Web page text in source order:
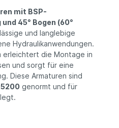
mit BSP-
45° Bogen (60°
und langlebige
Hydraulikanwendungen.
erleichtert die Montage in
und sorgt für eine
Diese Armaturen sind
5200 genormt und für